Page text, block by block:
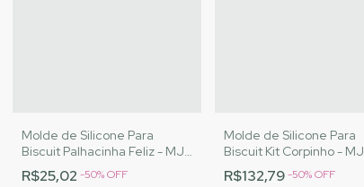
Molde de Silicone Para
Biscuit Palhacinha Feliz - MJ
Artesanatos |Cód. 3050
R$25,02 -50%OFF
Molde de Silicone Para
Biscuit Kit Corpinho - MJ
Artesanatos |Cód. 3041
R$132,79-50%OFF